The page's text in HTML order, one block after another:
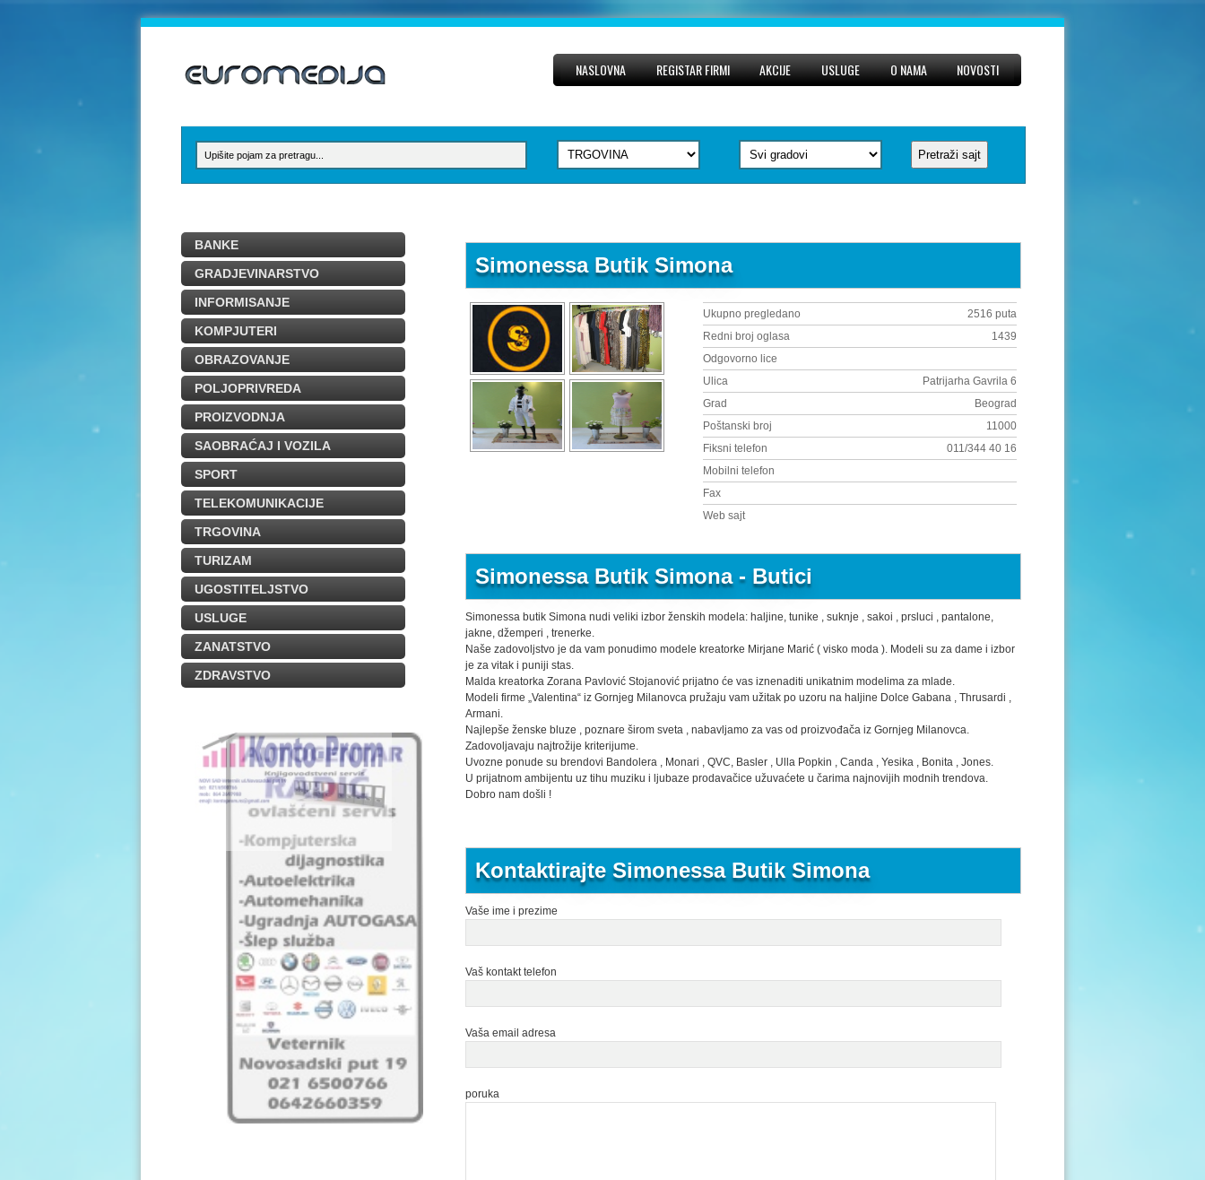
NASLOVNA REGISTAR FIRMI AKCIJE USLUGE O NAMA NOVOSTI
BANKE
GRADJEVINARSTVO
INFORMISANJE
KOMPJUTERI
OBRAZOVANJE
POLJOPRIVREDA
PROIZVODNJA
SAOBRAĆAJ I VOZILA
SPORT
TELEKOMUNIKACIJE
TRGOVINA
TURIZAM
UGOSTITELJSTVO
USLUGE
ZANATSTVO
ZDRAVSTVO
Simonessa Butik Simona
Ukupno pregledano
2516 puta
Redni broj oglasa
1439
Odgovorno lice
Ulica
Patrijarha Gavrila 6
Grad
Beograd
Poštanski broj
11000
Fiksni telefon
011/344 40 16
Mobilni telefon
Fax
Web sajt
Simonessa Butik Simona - Butici
Simonessa butik Simona nudi veliki izbor ženskih modela: haljine, tunike , suknje , sakoi , prsluci , pantalone,
jakne, džemperi , trenerke.
Naše zadovoljstvo je da vam ponudimo modele kreatorke Mirjane Marić ( visko moda ). Modeli su za dame i izbor
je za vitak i puniji stas.
Malda kreatorka Zorana Pavlović Stojanović prijatno će vas iznenaditi unikatnim modelima za mlade.
Modeli firme „Valentina“ iz Gornjeg Milanovca pružaju vam užitak po uzoru na haljine Dolce Gabana , Thrusardi ,
Armani.
Najlepše ženske bluze , poznare širom sveta , nabavljamo za vas od proizvođača iz Gornjeg Milanovca.
Zadovoljavaju najtrožije kriterijume.
Uvozne ponude su brendovi Bandolera , Monari , QVC, Basler , Ulla Popkin , Canda , Yesika , Bonita , Jones.
U prijatnom ambijentu uz tihu muziku i ljubaze prodavačice užuvaćete u čarima najnovijih modnih trendova.
Dobro nam došli !
Kontaktirajte Simonessa Butik Simona
Vaše ime i prezime
Vaš kontakt telefon
Vaša email adresa
poruka